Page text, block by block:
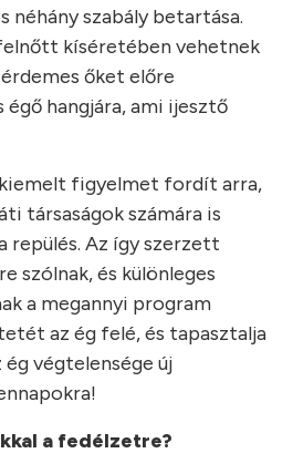
néhány szabály betartása.
kíséretében vehetnek
őket előre
hangjára, ami ijesztő
figyelmet fordít arra,
társaságok számára is
repülés. Az így szerzett
szólnak, és különleges
a megannyi program
az ég felé, és tapasztalja
ég végtelensége új
a fedélzetre?